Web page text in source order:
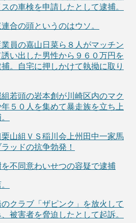
の車検を申請したとして逮捕。
合の頭というのはウソ。
員の嘉山日菜ら８人がマッチン
い出した男性から９６０万円を
。自宅に押しかけて執拗に取り
若頭の岩本創が川崎区内のマク
５０人を集めて暴走族を立ち上
山組ＶＳ稲川会上州田中一家馬
ッドの抗争勃発！
不同意わいせつの容疑で逮捕
クラブ「ザピンク」を放火して
被害者を脅迫したとして起訴。